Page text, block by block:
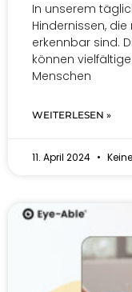
In unserem
Hindernissen,
erkennbar sind.
können
Menschen
WEITERLESEN »
11. April 2024